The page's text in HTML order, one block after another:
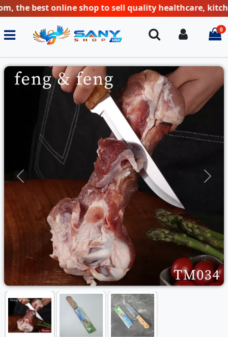
best online shop to sell quality healthcare, kitchen
SearchLogin 0
Previous Next